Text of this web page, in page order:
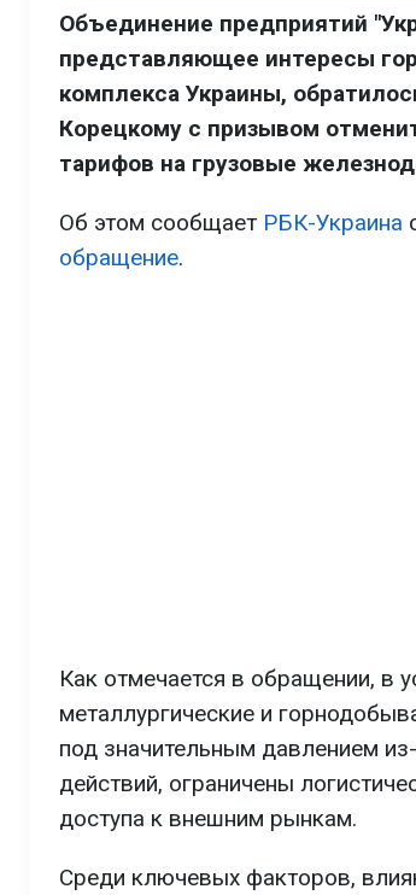
Объединение предприятий
представляющее интересы
комплекса Украины,
Корецкому с призывом
тарифов на грузовые
Об этом сообщает РБК-Украина
обращение.
Как отмечается в обращении, в
металлургические и
под значительным давлением
действий, ограничены
доступа к внешним рынкам.
Среди ключевых факторов,